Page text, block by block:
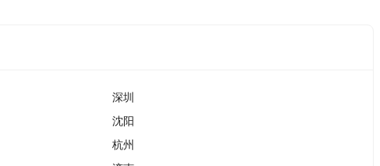
深圳
沈阳
杭州